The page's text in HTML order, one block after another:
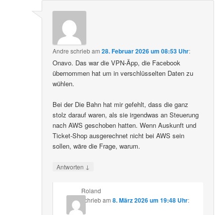
Andre schriebam28. Februar 2026 um 08:53 Uhr:
Onavo. Das war die VPN-Äpp, die Facebook
übernommen hat um in verschlüsselten Daten zu
wühlen.
Bei der Die Bahn hat mir gefehlt, dass die ganz
stolz darauf waren, als sie irgendwas an Steuerung
nach AWS geschoben hatten. Wenn Auskunft und
Ticket-Shop ausgerechnet nicht bei AWS sein
sollen, wäre die Frage, warum.
Antworten ↓
Roland
schriebam 8. März 2026 um 19:48 Uhr: